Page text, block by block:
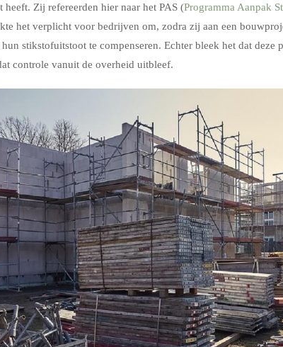
heeft. Zij refereerden hier naar het PAS (Programma Aanpak
het verplicht voor bedrijven om, zodra zij aan een
stikstofuitstoot te compenseren. Echter bleek het dat deze
controle vanuit de overheid uitbleef.